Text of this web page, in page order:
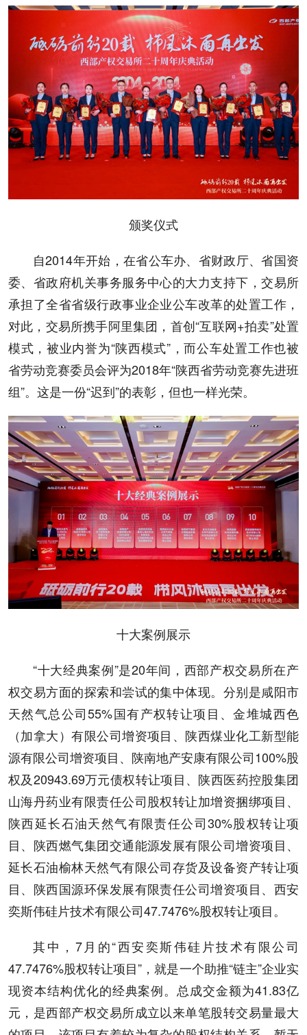
颁奖仪式
自2014年开始，在省公车办、省财政厅、省国资
委、省政府机关事务服务中心的大力支持下，交易所
承担了全省省级行政事业企业公车改革的处置工作，
对此，交易所携手阿里集团，首创“互联网+拍卖”处置
模式，被业内誉为“陕西模式”，而公车处置工作也被
省劳动竞赛委员会评为2018年“陕西省劳动竞赛先进班
组”。这是一份“迟到”的表彰，但也一样光荣。
十大案例展示
“十大经典案例”是20年间，西部产权交易所在产
权交易方面的探索和尝试的集中体现。分别是咸阳市
天然气总公司55%国有产权转让项目、金堆城西色
（加拿大）有限公司增资项目、陕西煤业化工新型能
源有限公司增资项目、陕南地产安康有限公司100%股
权及20943.69万元债权转让项目、陕西医药控股集团
山海丹药业有限责任公司股权转让加增资捆绑项目、
陕西延长石油天然气有限责任公司30%股权转让项
目、陕西燃气集团交通能源发展有限公司增资项目、
延长石油榆林天然气有限公司存货及设备资产转让项
目、陕西国源环保发展有限责任公司增资项目、西安
奕斯伟硅片技术有限公司47.7476%股权转让项目。
其中，7月的“西安奕斯伟硅片技术有限公司
47.7476%股权转让项目”，就是一个助推“链主”企业实
现资本结构优化的经典案例。总成交金额为41.83亿
元，是西部产权交易所成立以来单笔股转交易量最大